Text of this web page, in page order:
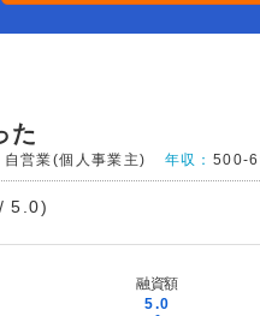
た
自営業(個人事業主) 年収： 500-
5.0)